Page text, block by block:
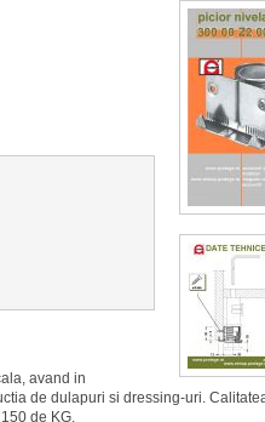
avand in
de dulapuri si dressing-uri.
de KG.